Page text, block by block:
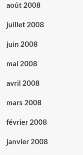
août 2008
juillet 2008
juin 2008
mai 2008
avril 2008
mars 2008
février 2008
janvier 2008